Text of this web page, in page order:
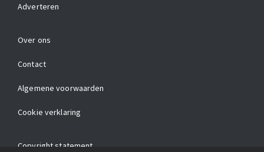
Adverteren
Over ons
Contact
Algemene voorwaarden
Cookie verklaring
Copyright statement